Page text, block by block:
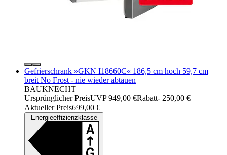
Gefrierschrank »GKN I18660C« 186,5 cm hoch 59,7 cm
breit No Frost - nie wieder abtauen
BAUKNECHT
Ursprünglicher PreisUVP 949,00 €Rabatt- 250,00 €
Aktueller Preis699,00 €
Energieeffizienzklasse